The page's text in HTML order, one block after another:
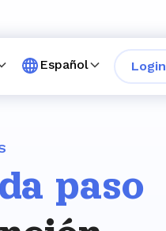
Español Login
paso